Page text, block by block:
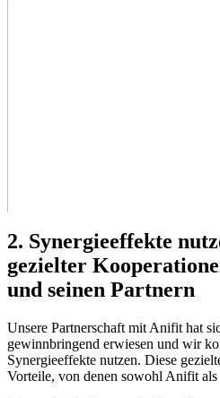
2. Synergieeffekte
gezielter
und seinen Partnern
Unsere Partnerschaft mit Anifit hat
gewinnbringend erwiesen und wir
Synergieeffekte nutzen. Diese
Vorteile,⁤ von denen sowohl Anifit als